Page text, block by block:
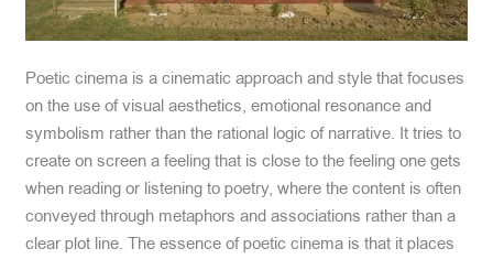
Poetic cinema is a cinematic approach and style that focuses
on the use of visual aesthetics, emotional resonance and
symbolism rather than the rational logic of narrative. It tries to
create on screen a feeling that is close to the feeling one gets
when reading or listening to poetry, where the content is often
conveyed through metaphors and associations rather than a
clear plot line. The essence of poetic cinema is that it places